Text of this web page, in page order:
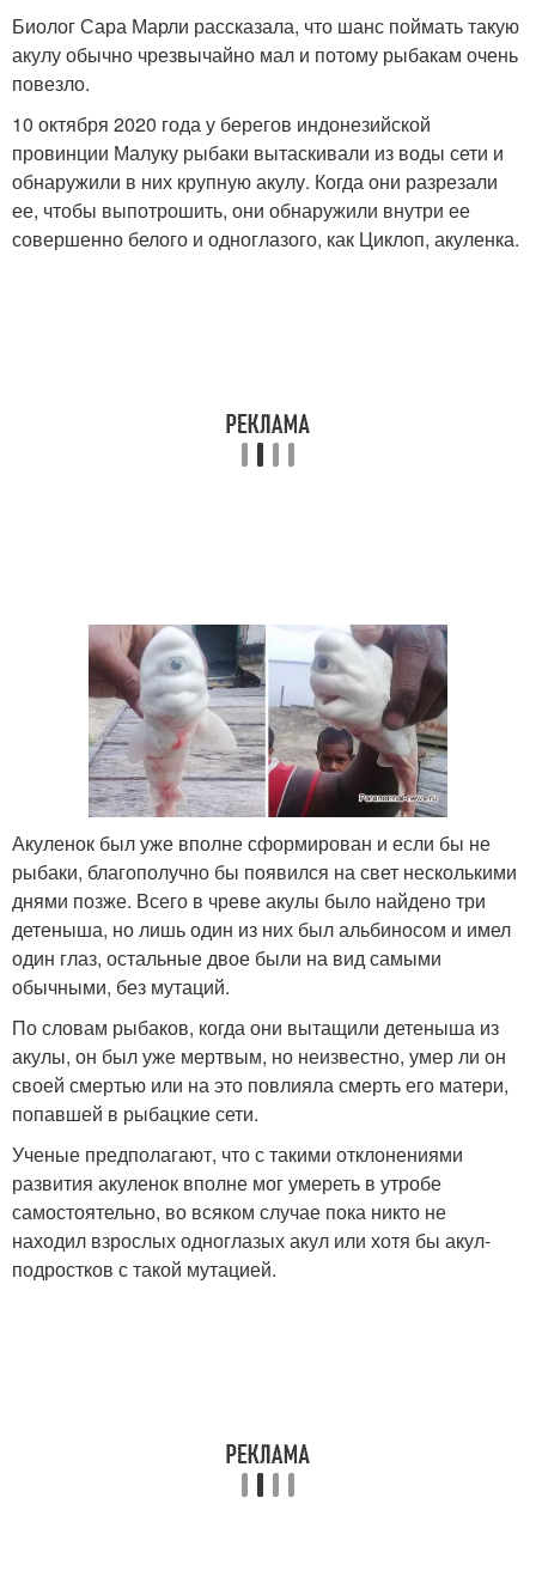
Биолог Сара Марли рассказала, что шанс поймать такую
акулу обычно чрезвычайно мал и потому рыбакам очень
повезло.
10 октября 2020 года у берегов индонезийской
провинции Малуку рыбаки вытаскивали из воды сети и
обнаружили в них крупную акулу. Когда они разрезали
ее, чтобы выпотрошить, они обнаружили внутри ее
совершенно белого и одноглазого, как Циклоп, акуленка.
Акуленок был уже вполне сформирован и если бы не
рыбаки, благополучно бы появился на свет несколькими
днями позже. Всего в чреве акулы было найдено три
детеныша, но лишь один из них был альбиносом и имел
один глаз, остальные двое были на вид самыми
обычными, без мутаций.
По словам рыбаков, когда они вытащили детеныша из
акулы, он был уже мертвым, но неизвестно, умер ли он
своей смертью или на это повлияла смерть его матери,
попавшей в рыбацкие сети.
Ученые предполагают, что с такими отклонениями
развития акуленок вполне мог умереть в утробе
самостоятельно, во всяком случае пока никто не
находил взрослых одноглазых акул или хотя бы акул-
подростков с такой мутацией.